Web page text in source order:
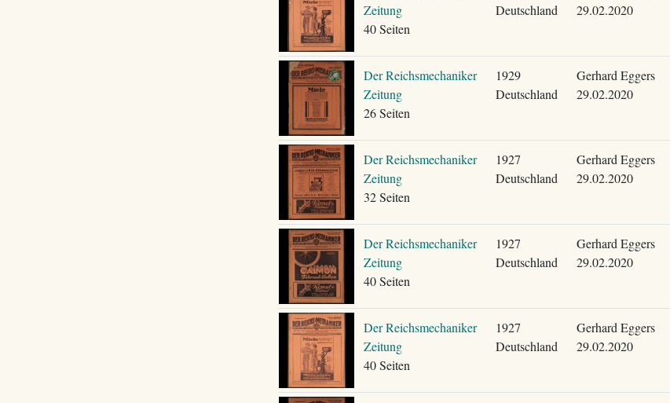
Zeitung
40 Seiten
Deutschland
29.02.2020
Der Reichsmechaniker
Zeitung
26 Seiten
1929
Deutschland
Gerhard Eggers
29.02.2020
Der Reichsmechaniker
Zeitung
32 Seiten
1927
Deutschland
Gerhard Eggers
29.02.2020
Der Reichsmechaniker
Zeitung
40 Seiten
1927
Deutschland
Gerhard Eggers
29.02.2020
Der Reichsmechaniker
Zeitung
40 Seiten
1927
Deutschland
Gerhard Eggers
29.02.2020